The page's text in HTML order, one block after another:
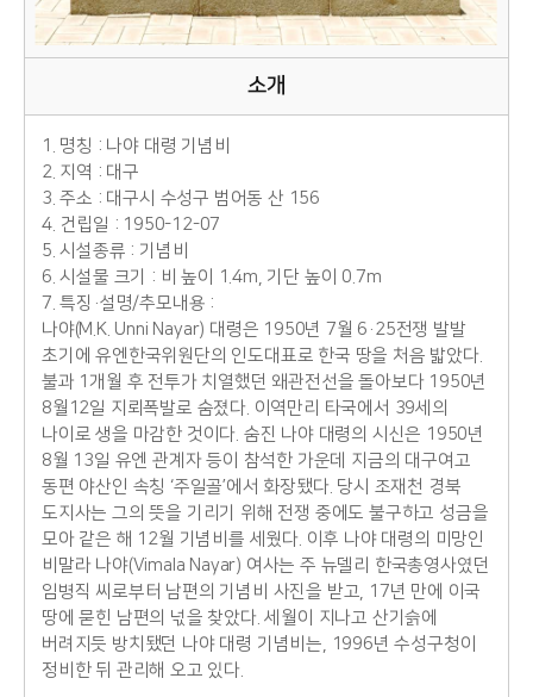
소개
1. 명칭 : 나야 대령 기념비
2. 지역 : 대구
3. 주소 : 대구시 수성구 범어동 산 156
4. 건립일 : 1950-12-07
5. 시설종류 : 기념비
6. 시설물 크기 : 비 높이 1.4m, 기단 높이 0.7m
7. 특징·설명/추모내용 :
나야(M.K. Unni Nayar) 대령은 1950년 7월 6·25전쟁 발발
초기에 유엔한국위원단의 인도대표로 한국 땅을 처음 밟았다.
불과 1개월 후 전투가 치열했던 왜관전선을 돌아보다 1950년
8월12일 지뢰폭발로 숨졌다. 이역만리 타국에서 39세의
나이로 생을 마감한 것이다. 숨진 나야 대령의 시신은 1950년
8월 13일 유엔 관계자 등이 참석한 가운데 지금의 대구여고
동편 야산인 속칭 ‘주일골’에서 화장됐다. 당시 조재천 경북
도지사는 그의 뜻을 기리기 위해 전쟁 중에도 불구하고 성금을
모아 같은 해 12월 기념비를 세웠다. 이후 나야 대령의 미망인
비말라 나야(Vimala Nayar) 여사는 주 뉴델리 한국총영사였던
임병직 씨로부터 남편의 기념비 사진을 받고, 17년 만에 이국
땅에 묻힌 남편의 넋을 찾았다. 세월이 지나고 산기슭에
버려지듯 방치됐던 나야 대령 기념비는, 1996년 수성구청이
정비한 뒤 관리해 오고 있다.